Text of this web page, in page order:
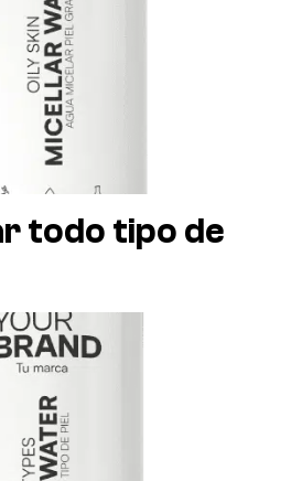
todo tipo de